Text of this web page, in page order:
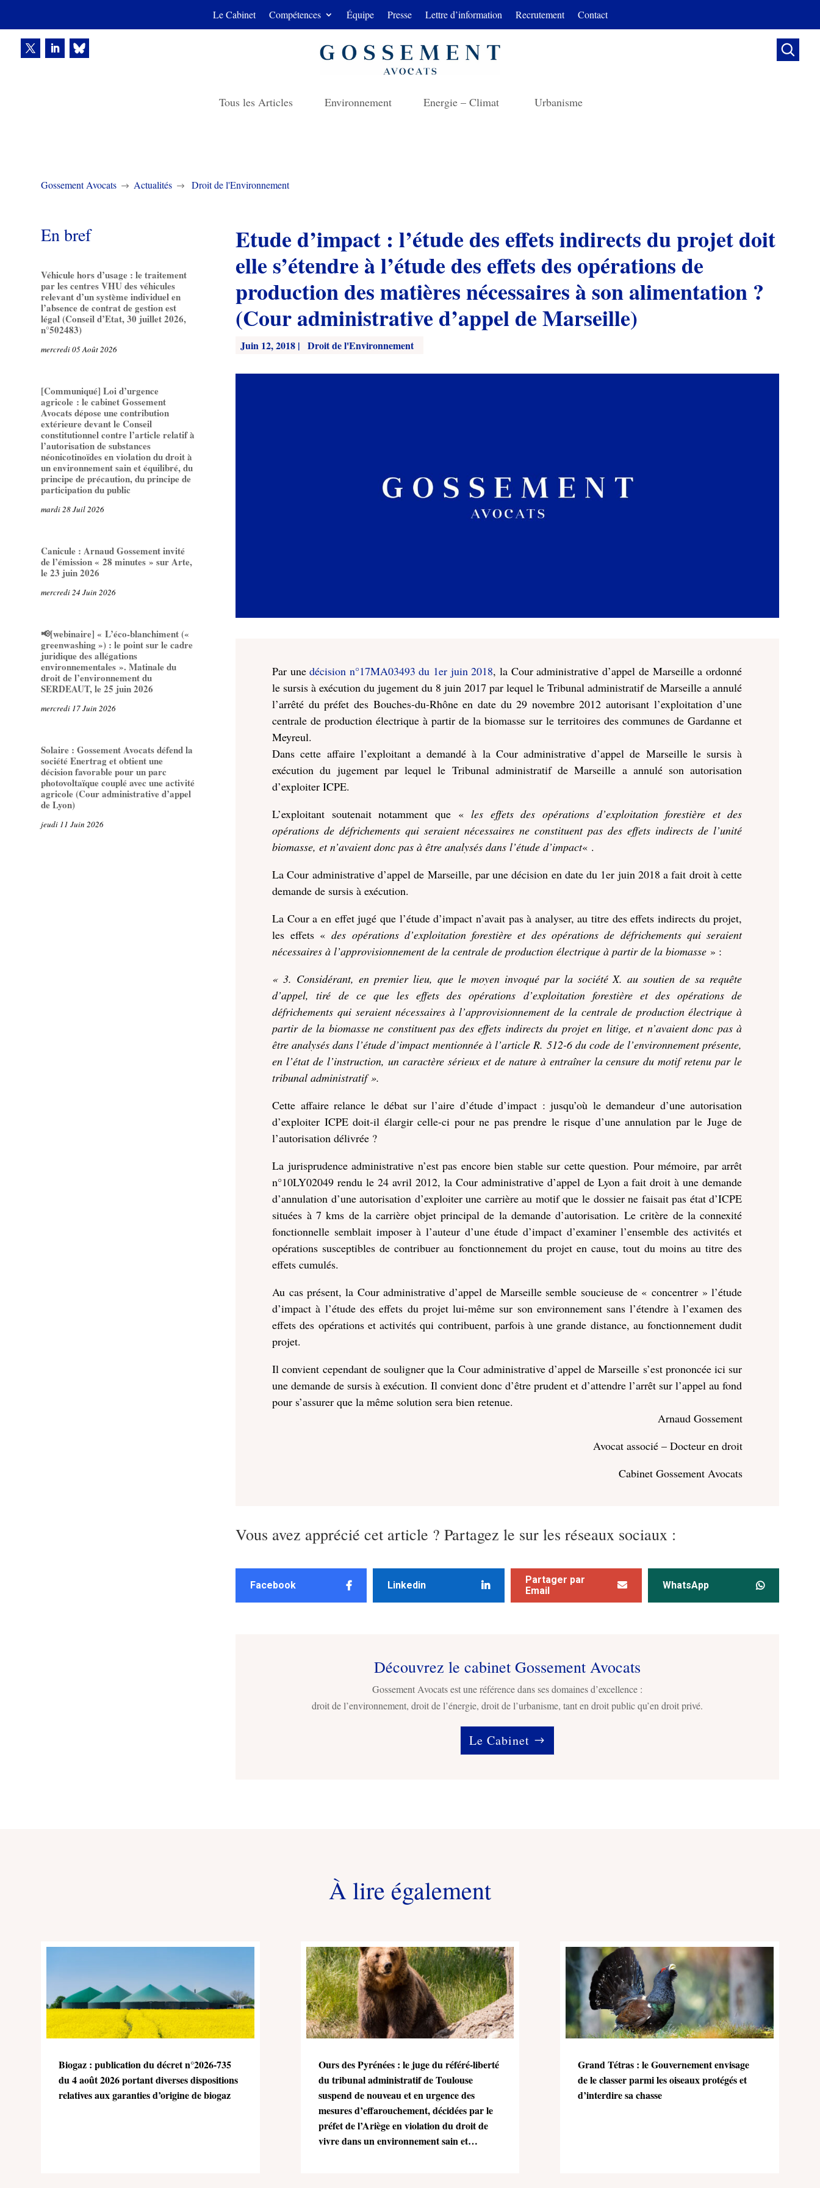
Le Cabinet Compétences Équipe Presse Lettre d’information Recrutement Contact

Tous les Articles Environnement Energie – Climat Urbanisme
Gossement Avocats $ Actualités $ Droit de l'Environnement
En bref
Véhicule hors d’usage : le traitement
par les centres VHU des véhicules
relevant d’un système individuel en
l’absence de contrat de gestion est
légal (Conseil d’Etat, 30 juillet 2026,
n°502483)
mercredi 05 Août 2026
[Communiqué] Loi d’urgence
agricole : le cabinet Gossement
Avocats dépose une contribution
extérieure devant le Conseil
constitutionnel contre l’article relatif à
l’autorisation de substances
néonicotinoïdes en violation du droit à
un environnement sain et équilibré, du
principe de précaution, du principe de
participation du public
mardi 28 Juil 2026
Canicule : Arnaud Gossement invité
de l’émission « 28 minutes » sur Arte,
le 23 juin 2026
mercredi 24 Juin 2026
📢[webinaire] « L’éco-blanchiment («
greenwashing ») : le point sur le cadre
juridique des allégations
environnementales ». Matinale du
droit de l’environnement du
SERDEAUT, le 25 juin 2026
mercredi 17 Juin 2026
Solaire : Gossement Avocats défend la
société Enertrag et obtient une
décision favorable pour un parc
photovoltaïque couplé avec une activité
agricole (Cour administrative d’appel
de Lyon)
jeudi 11 Juin 2026
Etude d’impact : l’étude des effets indirects du projet doit
elle s’étendre à l’étude des effets des opérations de
production des matières nécessaires à son alimentation ?
(Cour administrative d’appel de Marseille)
Juin 12, 2018 | Droit de l'Environnement
Par unedécision n°17MA03493 du 1er juin 2018, la Cour administrative d’appel de Marseille a ordonné
le sursis à exécution du jugement du 8 juin 2017 par lequel le Tribunal administratif de Marseille a annulé
l’arrêté du préfet des Bouches-du-Rhône en date du 29 novembre 2012 autorisant l’exploitation d’une
centrale de production électrique à partir de la biomasse sur le territoires des communes de Gardanne et
Meyreul.
Dans cette affaire l’exploitant a demandé à la Cour administrative d’appel de Marseille le sursis à
exécution du jugement par lequel le Tribunal administratif de Marseille a annulé son autorisation
d’exploiter ICPE.
L’exploitant soutenait notamment que «les effets des opérations d’exploitation forestière et des
opérations de défrichements qui seraient nécessaires ne constituent pas des effets indirects de l’unité
biomasse, et n’avaient donc pas à être analysés dans l’étude d’impact« .
La Cour administrative d’appel de Marseille, par une décision en date du 1er juin 2018 a fait droit à cette
demande de sursis à exécution.
La Cour a en effet jugé que l’étude d’impact n’avait pas à analyser, au titre des effets indirects du projet,
les effets «des opérations d’exploitation forestière et des opérations de défrichements qui seraient
nécessaires à l’approvisionnement de la centrale de production électrique à partir de la biomasse » :
« 3. Considérant, en premier lieu, que le moyen invoqué par la société X. au soutien de sa requête
d’appel, tiré de ce que les effets des opérations d’exploitation forestière et des opérations de
défrichements qui seraient nécessaires à l’approvisionnement de la centrale de production électrique à
partir de la biomasse ne constituent pas des effets indirects du projet en litige, et n’avaient donc pas à
être analysés dans l’étude d’impactmentionnée à l’article R. 512-6 du code de l’environnement présente,
en l’état de l’instruction, un caractère sérieux et de nature à entraîner la censure du motif retenu par le
tribunal administratif ».
Cette affaire relance le débat sur l’aire d’étude d’impact : jusqu’où le demandeur d’une autorisation
d’exploiter ICPE doit-il élargir celle-ci pour ne pas prendre le risque d’une annulation par le Juge de
l’autorisation délivrée ?
La jurisprudence administrative n’est pas encore bien stable sur cette question. Pour mémoire, par arrêt
n°10LY02049 rendu le 24 avril 2012, la Cour administrative d’appel de Lyon a fait droit à une demande
d’annulation d’une autorisation d’exploiter une carrière au motif que le dossier ne faisait pas état d’ICPE
situées à 7 kms de la carrière objet principal de la demande d’autorisation. Le critère de la connexité
fonctionnelle semblait imposer à l’auteur d’une étude d’impact d’examiner l’ensemble des activités et
opérations susceptibles de contribuer au fonctionnement du projet en cause, tout du moins au titre des
effets cumulés.
Au cas présent, la Cour administrative d’appel de Marseille semble soucieuse de « concentrer » l’étude
d’impact à l’étude des effets du projet lui-même sur son environnement sans l’étendre à l’examen des
effets des opérations et activités qui contribuent, parfois à une grande distance, au fonctionnement dudit
projet.
Il convient cependant de souligner que la Cour administrative d’appel de Marseille s’est prononcée ici sur
une demande de sursis à exécution. Il convient donc d’être prudent et d’attendre l’arrêt sur l’appel au fond
pour s’assurer que la même solution sera bien retenue.
Arnaud Gossement
Avocat associé – Docteur en droit
Cabinet Gossement Avocats
Vous avez apprécié cet article ? Partagez le sur les réseaux sociaux :
Facebook Linkedin
Partager par
Email
WhatsApp
Découvrez le cabinet Gossement Avocats
Gossement Avocats est une référence dans ses domaines d’excellence :
droit de l’environnement, droit de l’énergie, droit de l’urbanisme, tant en droit public qu’en droit privé.
Le Cabinet
À lire également
Biogaz : publication du décret n°2026-735
du 4 août 2026 portant diverses dispositions
relatives aux garanties d’origine de biogaz
Ours des Pyrénées : le juge du référé-liberté
du tribunal administratif de Toulouse
suspend de nouveau et en urgence des
mesures d’effarouchement, décidées par le
préfet de l’Ariège en violation du droit de
vivre dans un environnement sain et
Grand Tétras : le Gouvernement envisage
de le classer parmi les oiseaux protégés et
d’interdire sa chasse